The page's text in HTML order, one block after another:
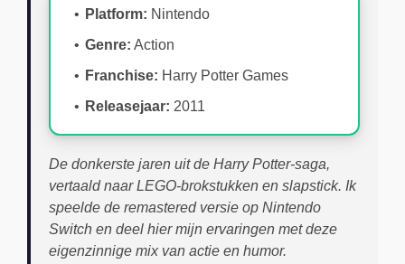
Platform: Nintendo
Genre: Action
Franchise: Harry Potter Games
Releasejaar: 2011
De donkerste jaren uit de Harry Potter-saga,
vertaald naar LEGO-brokstukken en slapstick. Ik
speelde de remastered versie op Nintendo
Switch en deel hier mijn ervaringen met deze
eigenzinnige mix van actie en humor.